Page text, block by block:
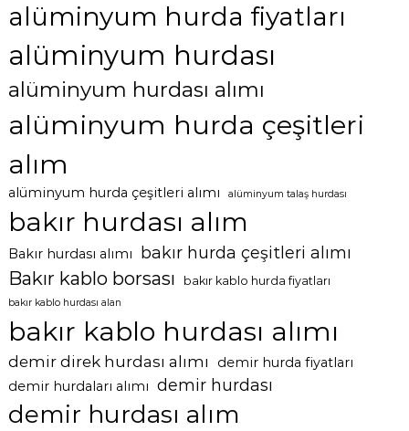
ç
n
alüminyum hurda fiyatları
alüminyum hurdası
alüminyum hurdası alımı
alüminyum hurda çeşitleri
alım
alüminyum hurda çeşitleri alımı alüminyum talaş hurdası
bakır hurdası alım
Bakır hurdası alımı bakır hurda çeşitleri alımı
Bakır kablo borsası bakır kablo hurda fiyatları
bakır kablo hurdası alan
bakır kablo hurdası alımı
demir direk hurdası alımı
demir hurda fiyatları
demir hurdaları alımı demir hurdası
demir hurdası alım